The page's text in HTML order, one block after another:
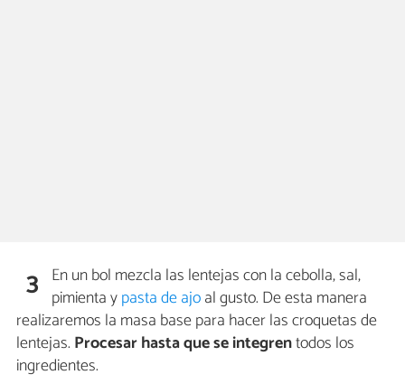
3 En un bol mezcla las lentejas con la cebolla, sal,
pimienta ypasta de ajoal gusto. De esta manera
realizaremos la masa base para hacer las croquetas de
lentejas. Procesar hasta que se integrentodos los
ingredientes.